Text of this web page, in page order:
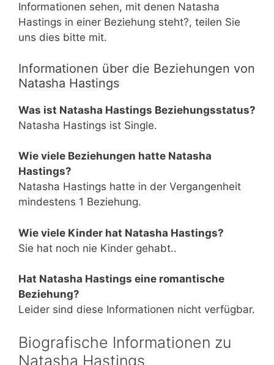
Informationen sehen, mit denen Natasha
Hastings in einer Beziehung steht?, teilen Sie
uns dies bitte mit.
Informationen über die Beziehungen von
Natasha Hastings
Was ist Natasha Hastings Beziehungsstatus?
Natasha Hastings ist Single.
Wie viele Beziehungen hatte Natasha
Hastings?
Natasha Hastings hatte in der Vergangenheit
mindestens 1 Beziehung.
Wie viele Kinder hat Natasha Hastings?
Sie hat noch nie Kinder gehabt..
Hat Natasha Hastings eine romantische
Beziehung?
Leider sind diese Informationen nicht verfügbar.
Biografische Informationen zu
Natasha Hastings